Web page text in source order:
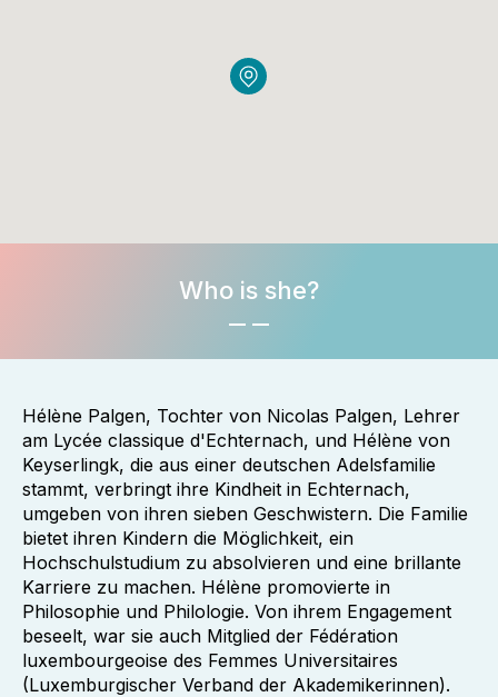
Who is she?
Hélène Palgen, Tochter von Nicolas Palgen, Lehrer
am Lycée classique d'Echternach, und Hélène von
Keyserlingk, die aus einer deutschen Adelsfamilie
stammt, verbringt ihre Kindheit in Echternach,
umgeben von ihren sieben Geschwistern. Die Familie
bietet ihren Kindern die Möglichkeit, ein
Hochschulstudium zu absolvieren und eine brillante
Karriere zu machen. Hélène promovierte in
Philosophie und Philologie. Von ihrem Engagement
beseelt, war sie auch Mitglied der Fédération
luxembourgeoise des Femmes Universitaires
(Luxemburgischer Verband der Akademikerinnen).